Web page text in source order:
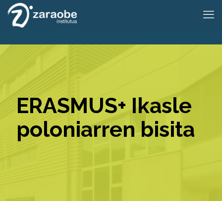
ERASMUS+ Ikasle
poloniarren bisita